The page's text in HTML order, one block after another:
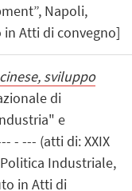
Napoli,
Atti di convegno]
sviluppo
di
e
- --- (atti di: XXIX
Industriale,
in Atti di